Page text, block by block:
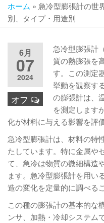
ホーム » 急冷型膨張計の世
別、タイプ・用途別
6月
07
2024
オフ
急冷型膨張計
質の熱膨張を
す。この測定
挙動を観察す
の膨張計は、
を測定します
化が材料に与える影響を評
急冷型膨張計は、材料の特
たしています。特に金属や
て、急冷は物質の微細構造
ます。急冷型膨張計を用い
造の変化を定量的に調べる
この種の膨張計の基本的な
ンサ、加熱・冷却システム